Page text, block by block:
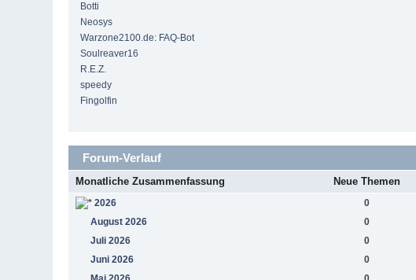
Botti
Neosys
Warzone2100.de: FAQ-Bot
Soulreaver16
R.E.Z.
speedy
Fingolfin
Forum-Verlauf
Monatliche Zusammenfassung Neue Themen
2026 0
August 2026
0
Juli 2026
0
Juni 2026
0